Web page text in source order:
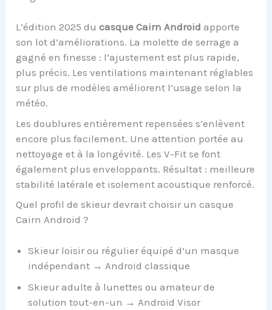
L’édition 2025 ducasque Cairn Android apporte
son lot d’améliorations. La molette de serrage a
gagné en finesse : l’ajustement est plus rapide,
plus précis. Les ventilations maintenant réglables
sur plus de modèles améliorent l’usage selon la
météo.
Les doublures entièrement repensées s’enlèvent
encore plus facilement. Une attention portée au
nettoyage et à la longévité. Les V-Fit se font
également plus enveloppants. Résultat : meilleure
stabilité latérale et isolement acoustique renforcé.
Quel profil de skieur devrait choisir un casque
Cairn Android ?
Skieur loisir ou régulier équipé d’un masque
indépendant → Android classique
Skieur adulte à lunettes ou amateur de
solution tout-en-un → Android Visor